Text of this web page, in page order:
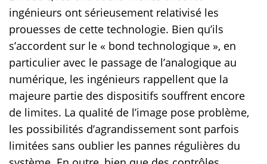
ingénieurs ont sérieusement relativisé les
prouesses de cette technologie. Bien qu’ils
s’accordent sur le « bond technologique », en
particulier avec le passage de l’analogique au
numérique, les ingénieurs rappellent que la
majeure partie des dispositifs souffrent encore
de limites. La qualité de l’image pose problème,
les possibilités d’agrandissement sont parfois
limitées sans oublier les pannes régulières du